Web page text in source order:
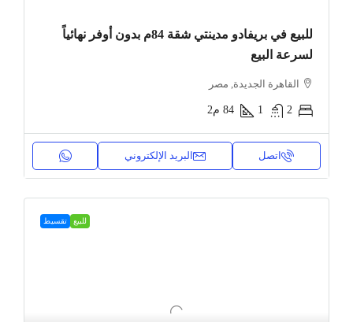
للبيع في بريفادو مدينتي شقة 84م بدون أوفر نهائياً
لسرعة البيع
القاهرة الجديدة, مصر
2
1
84 م2
اتصل البريد الإلكتروني
للبيع تقسيط